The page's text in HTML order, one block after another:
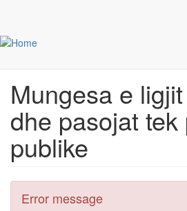
Mungesa e ligjit të lobimit dhe
Mungesa e
dhe pasojat tek
publike
Error message